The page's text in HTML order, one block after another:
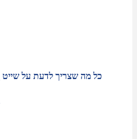
כל מה שצריך לדעת על שייט